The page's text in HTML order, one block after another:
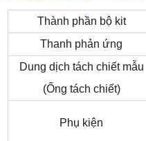
Thành phần bộ kit
Thanh phản ứng
Dung dịch tách chiết mẫu
(Ống tách chiết)
Phụ kiện